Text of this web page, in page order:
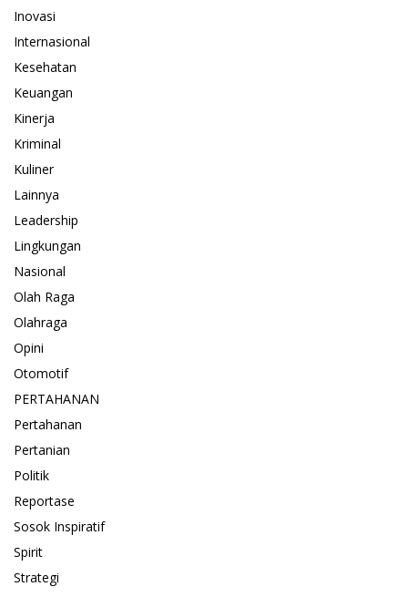
Inovasi
Internasional
Kesehatan
Keuangan
Kinerja
Kriminal
Kuliner
Lainnya
Leadership
Lingkungan
Nasional
Olah Raga
Olahraga
Opini
Otomotif
PERTAHANAN
Pertahanan
Pertanian
Politik
Reportase
Sosok Inspiratif
Spirit
Strategi